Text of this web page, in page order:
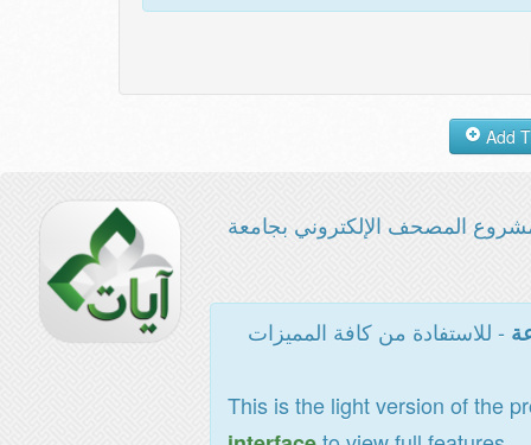
المصحف الإلكتروني بجامعة
- للاستفادة من كافة المميزات
This is the light version of the